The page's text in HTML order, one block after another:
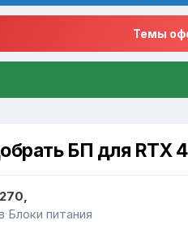
Темы
БП для RTX
Блоки питания